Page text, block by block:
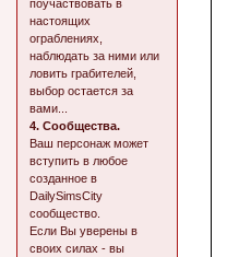
поучаствовать в
настоящих
ограблениях,
наблюдать за ними или
ловить грабителей,
выбор остается за
вами...
4. Сообщества.
Ваш персонаж может
вступить в любое
созданное в
DailySimsCity
сообщество.
Если Вы уверены в
своих силах - вы